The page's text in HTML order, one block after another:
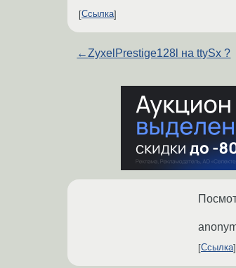
Ссылка
←ZyxelPrestige128l на ttySx ?
Ссылка